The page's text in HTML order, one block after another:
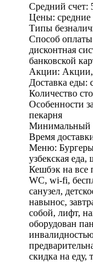
Средний счет:
Цены: средние
Типы
Способ
дисконтная
банковской
Акции: Акции,
Доставка еды:
Количество
Особенности
пекарня
Минимальный
Время
Меню:
узбекская
Кешбэк на все
WC, wi-fi,
санузел,
навынос,
собой, лифт,
оборудован
скидка на еду,